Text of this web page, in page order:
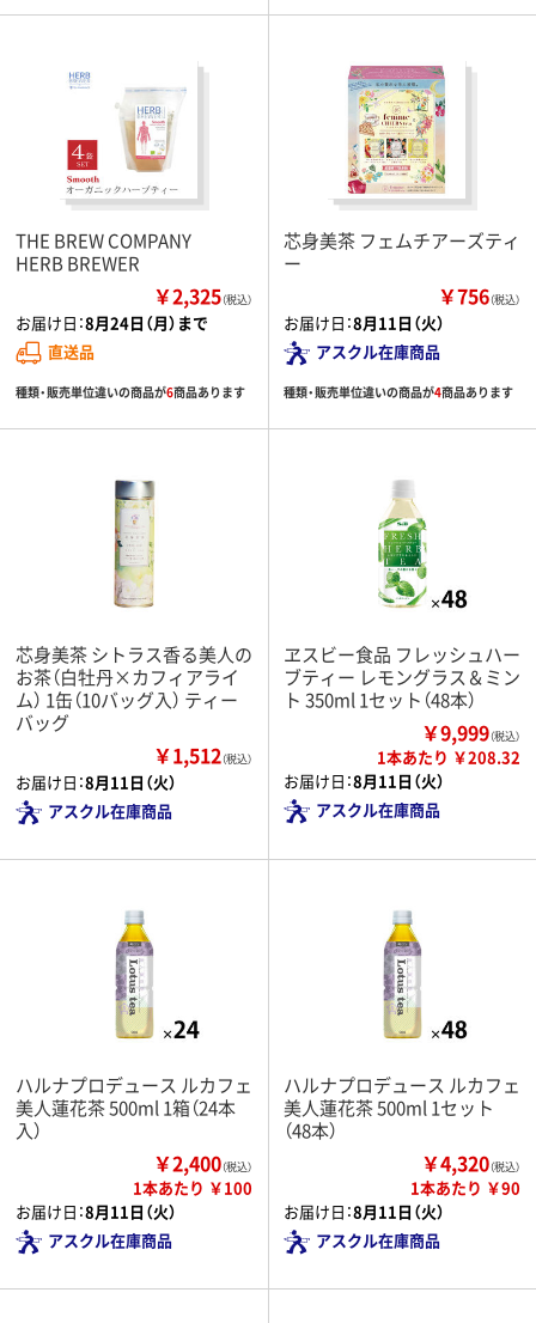
THE BREW COMPANY
HERB BREWER
￥2,325（税込）
お届け日：8月24日（月）まで
直送品
種類・販売単位違いの商品が6商品あります
芯身美茶 フェムチアーズティ
ー
￥756（税込）
お届け日：8月11日（火）
アスクル在庫商品
種類・販売単位違いの商品が4商品あります
芯身美茶 シトラス香る美人の
お茶（白牡丹×カフィアライ
ム） 1缶（10バッグ入） ティー
バッグ
￥1,512（税込）
お届け日：8月11日（火）
アスクル在庫商品
ヱスビー食品 フレッシュハー
ブティー レモングラス＆ミン
ト 350ml 1セット（48本）
￥9,999（税込）
1本あたり ￥208.32
お届け日：8月11日（火）
アスクル在庫商品
ハルナプロデュース ルカフェ
美人蓮花茶 500ml 1箱（24本
入）
￥2,400（税込）
1本あたり ￥100
お届け日：8月11日（火）
アスクル在庫商品
ハルナプロデュース ルカフェ
美人蓮花茶 500ml 1セット
（48本）
￥4,320（税込）
1本あたり ￥90
お届け日：8月11日（火）
アスクル在庫商品